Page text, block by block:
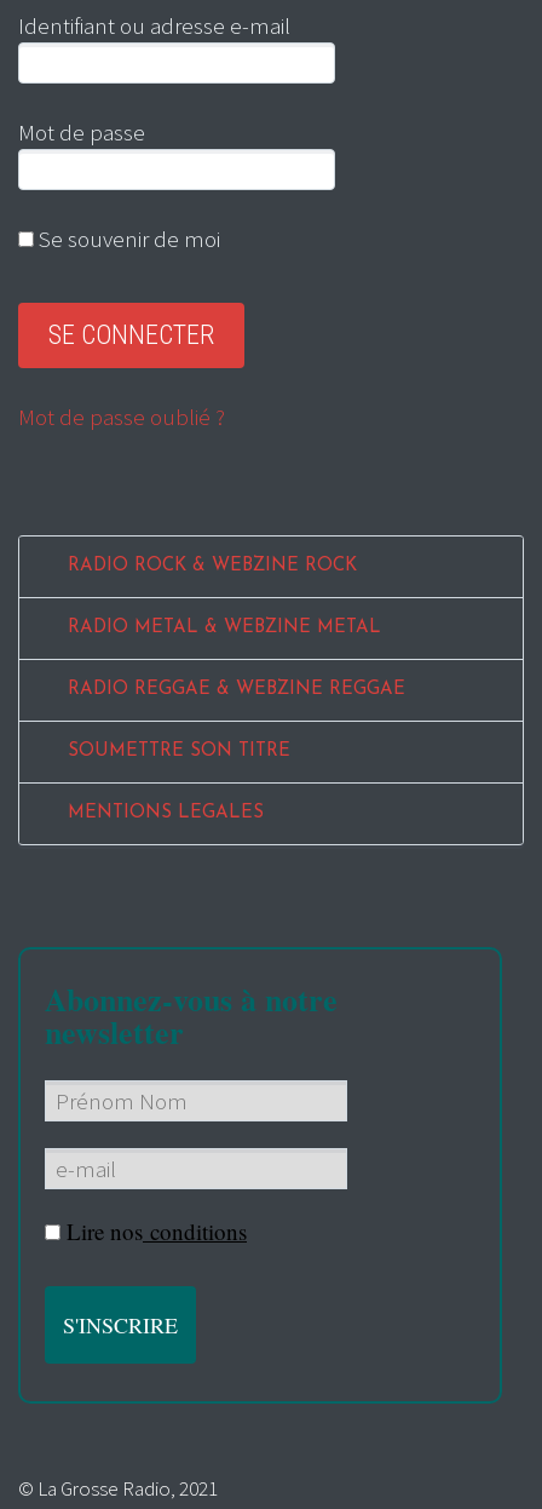
Identifiant ou adresse e-mail
Mot de passe
Se souvenir de moi
Mot de passe oublié ?
RADIO ROCK & WEBZINE ROCK
RADIO METAL & WEBZINE METAL
RADIO REGGAE & WEBZINE REGGAE
SOUMETTRE SON TITRE
MENTIONS LEGALES
Abonnez-vous à notre
newsletter
Lire nos conditions
© La Grosse Radio, 2021